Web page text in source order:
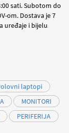
sati. Subotom do
om. Dostava je 7
uređaje i bijelu
laptopi
MONITORI
PERIFERIJA